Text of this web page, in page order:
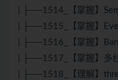
| ├──1514_【掌握】
| ├──1515_【掌握】
| ├──1516_【掌握】
| ├──1517_【掌握】多
| ├──1518_【理解】